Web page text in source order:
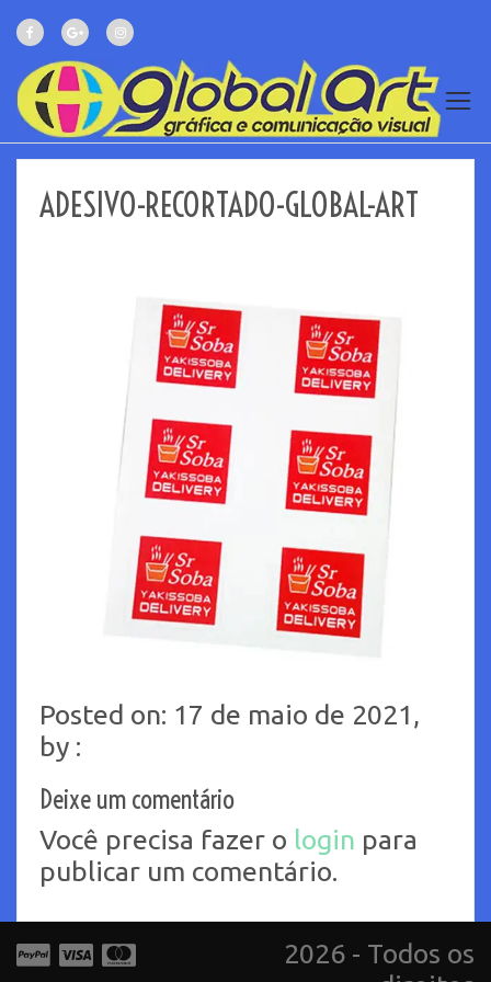
ADESIVO-RECORTADO-GLOBAL-ART
Posted on: 17 de maio de 2021,
by :
Deixe um comentário
Você precisa fazer o login para
publicar um comentário.
2026 - Todos os